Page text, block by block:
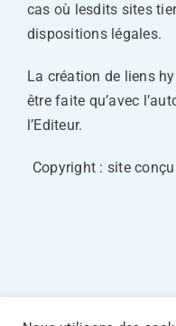
cas où lesdits sites
dispositions légales.
La création de liens
être faite qu’avec
l’Editeur.
Copyright : site